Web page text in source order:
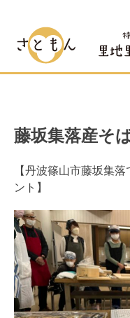
藤坂集落産そ
【丹波篠山市藤坂集
ント】